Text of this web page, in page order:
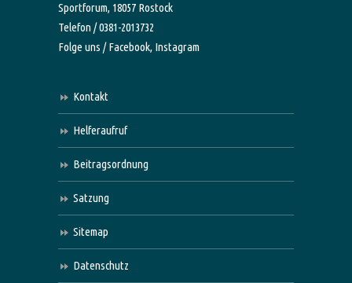
Sportforum, 18057 Rostock
Telefon / 0381-2013732
Folge uns /Facebook, Instagram
Kontakt
Helferaufruf
Beitragsordnung
Satzung
Sitemap
Datenschutz